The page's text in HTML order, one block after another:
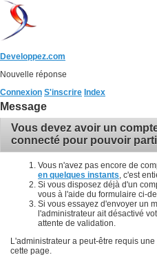
Developpez.com
Nouvelle réponse
Connexion S'inscrire Index
Message
Vous devez avoir un
connecté pour pouvoir
Vous n'avez pas encore de
en quelques instants , c'est
Si vous disposez déjà d'un
vous à l'aide du formulaire ci-
Si vous essayez d'envoyer un
l'administrateur ait désactivé
attente de validation.
L'administrateur a peut-être requis une
cette page.